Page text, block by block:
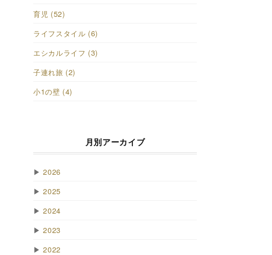
育児 (52)
ライフスタイル (6)
エシカルライフ (3)
子連れ旅 (2)
小1の壁 (4)
月別アーカイブ
▶ 2026
▶ 2025
▶ 2024
▶ 2023
▶ 2022